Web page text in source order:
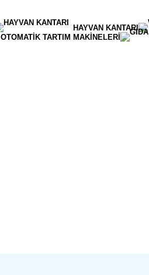
HAYVAN KANTARI
OTOMATIK TARTIM MAKINELERI